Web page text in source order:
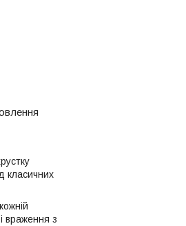
класичних
враження з